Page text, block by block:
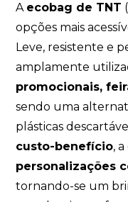
A ecobag de TNT
opções mais
Leve, resistente e
amplamente
promocionais,
sendo uma
plásticas
custo-benefício,
personalizações
tornando-se um